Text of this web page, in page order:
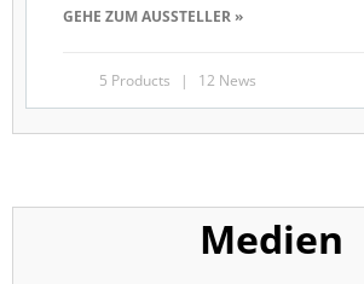
GEHE ZUM AUSSTELLER »
5 Products 12 News
Medien